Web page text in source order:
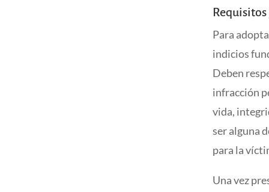
Para
indicios
Deben
infracción
vida,
ser alguna
para la
Una vez